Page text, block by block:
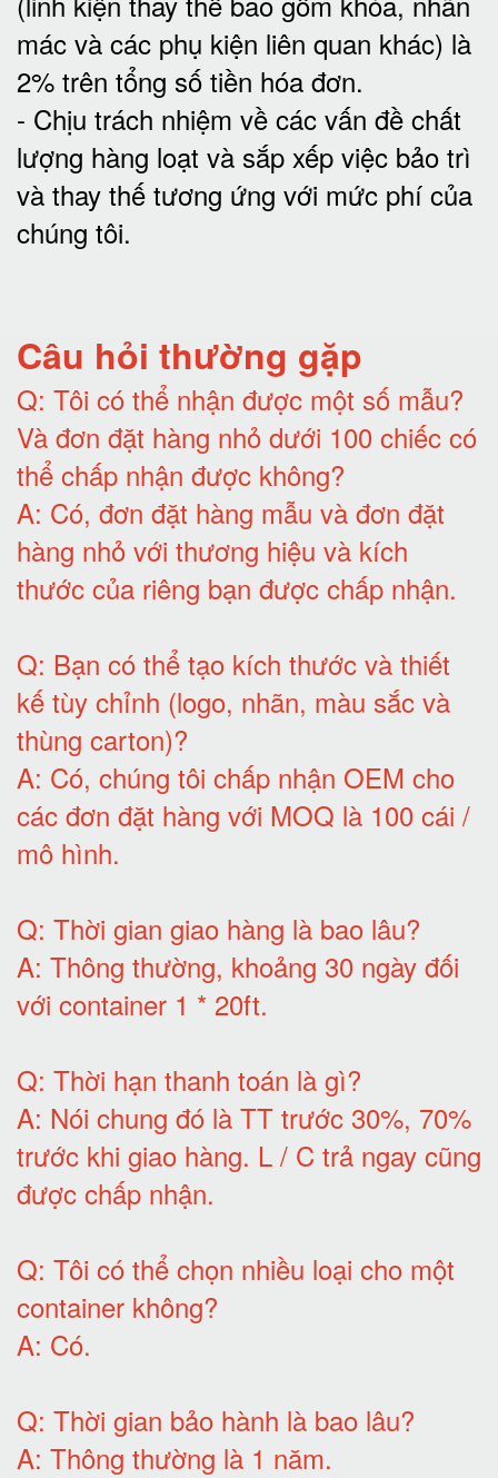
mác và các phụ kiện liên quan khác) là
2% trên tổng số tiền hóa đơn.
- Chịu trách nhiệm về các vấn đề chất
lượng hàng loạt và sắp xếp việc bảo trì
và thay thế tương ứng với mức phí của
chúng tôi.
Câu hỏi thường gặp
Q: Tôi có thể nhận được một số mẫu?
Và đơn đặt hàng nhỏ dưới 100 chiếc có
thể chấp nhận được không?
A: Có, đơn đặt hàng mẫu và đơn đặt
hàng nhỏ với thương hiệu và kích
thước của riêng bạn được chấp nhận.
Q: Bạn có thể tạo kích thước và thiết
kế tùy chỉnh (logo, nhãn, màu sắc và
thùng carton)?
A: Có, chúng tôi chấp nhận OEM cho
các đơn đặt hàng với MOQ là 100 cái /
mô hình.
Q: Thời gian giao hàng là bao lâu?
A: Thông thường, khoảng 30 ngày đối
với container 1 * 20ft.
Q: Thời hạn thanh toán là gì?
A: Nói chung đó là TT trước 30%, 70%
trước khi giao hàng. L / C trả ngay cũng
được chấp nhận.
Q: Tôi có thể chọn nhiều loại cho một
container không?
A: Có.
Q: Thời gian bảo hành là bao lâu?
A: Thông thường là 1 năm.